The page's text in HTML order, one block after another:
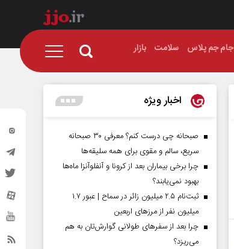
جام جم پلاس سلامت بازار
اخبار ویژه
صبحانه چی درست کنم؟ معرفی ۳۰ صبحانه
سریع، سالم و مقوی برای همه سلیقه‌ها
چرا برخی بیماران بعد از کرونا و آنفلوآنزا ماه‌ها
بهبود نمی‌یابند؟
ثبت‌نام ۲.۵ میلیون زائر در سماح | عبور ۱.۷
میلیون نفر از مرز‌های اربعین
چرا بعد از سفرهای طولانی گوارش‌تان به هم
می‌ریزد؟